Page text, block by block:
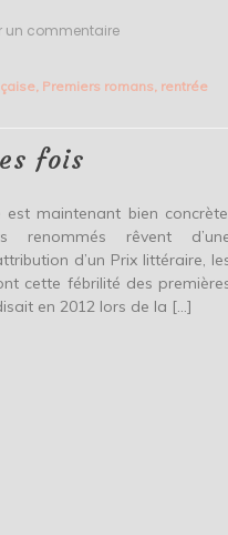
un commentaireon
fois
, Premiers romans rentrée
fois
maintenant bien
renommés rêvent
d’un Prix littéraire,
cette fébrilité des
en 2012 lors de la […]